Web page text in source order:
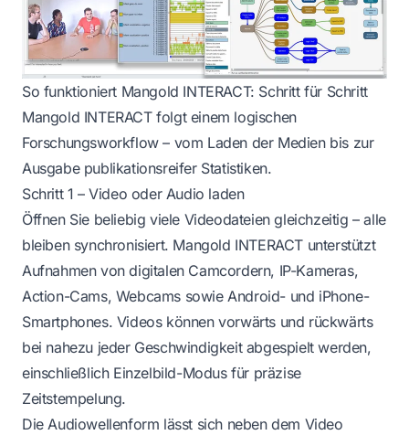
So funktioniert Mangold INTERACT: Schritt für Schritt
Mangold INTERACT folgt einem logischen
Forschungsworkflow – vom Laden der Medien bis zur
Ausgabe publikationsreifer Statistiken.
Schritt 1 – Video oder Audio laden
Öffnen Sie beliebig viele Videodateien gleichzeitig – alle
bleiben synchronisiert. Mangold INTERACT unterstützt
Aufnahmen von digitalen Camcordern, IP-Kameras,
Action-Cams, Webcams sowie Android- und iPhone-
Smartphones. Videos können vorwärts und rückwärts
bei nahezu jeder Geschwindigkeit abgespielt werden,
einschließlich Einzelbild-Modus für präzise
Zeitstempelung.
Die Audiowellenform lässt sich neben dem Video